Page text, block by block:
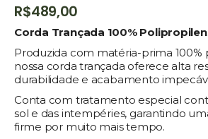
R$489,00
Corda Trançada 100%
Produzida com matéria-prima 100%
nossa corda trançada oferece alta
durabilidade e acabamento
Conta com tratamento especial
sol e das intempéries, garantindo
firme por muito mais tempo.